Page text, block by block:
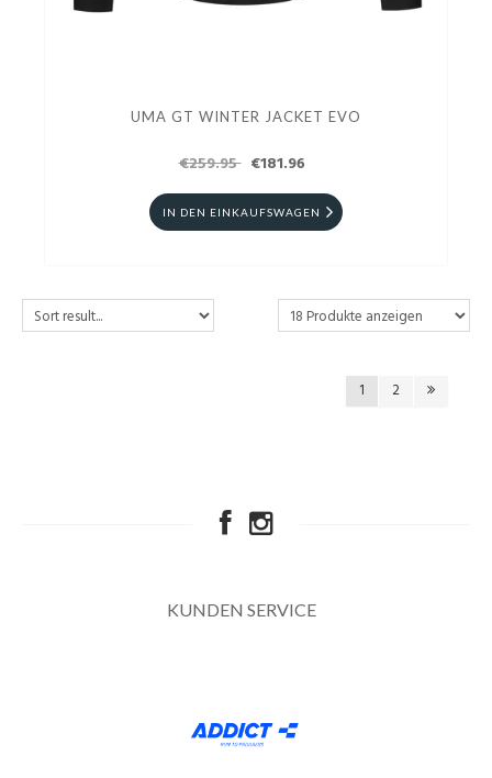
UMA GT WINTER JACKET EVO
€259.95 €181.96
IN DEN EINKAUFSWAGEN
1 2
KUNDEN SERVICE